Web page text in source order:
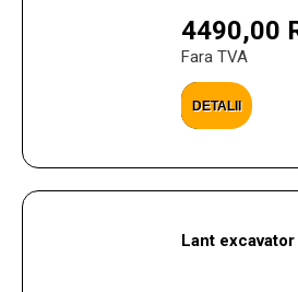
4490,00
Fara TVA
DETALII
Lant